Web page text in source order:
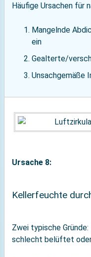
Häufige Ursachen für
Mangelnde
ein
Gealterte/
Unsachgemäße
Ursache 8:
Kellerfeuchte
Zwei typische
schlecht belüftet